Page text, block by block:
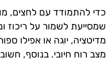
כדי להתמודד עם לחצים,
שמסייעת לשמור על ריכוז
מדיטציה, יוגה או אפילו
מצב רוח חיובי. בנוסף,